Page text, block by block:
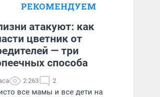
РЕКОМЕНДУЕМ
атакуют: как
цветник от
— три
способа
2 263 2
все мамы и все дети на